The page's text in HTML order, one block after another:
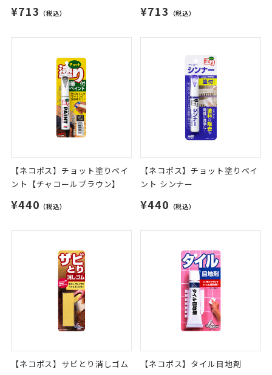
¥713 （税込） ¥713 （税込）
【ネコポス】チョット塗りペイ
ント【チャコールブラウン】
¥440 （税込）
【ネコポス】チョット塗りペイ
ント シンナー
¥440 （税込）
【ネコポス】サビとり消しゴム 【ネコポス】タイル目地剤